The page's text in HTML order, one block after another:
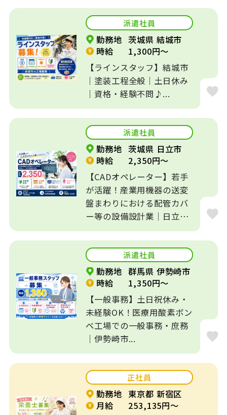
派遣社員
勤務地 茨城県 結城市
時給
1,300円～
【ラインスタッフ】結城市
｜塗装工程全般｜土日休み
｜資格・経験不問♪...
派遣社員
勤務地 茨城県 日立市
時給
2,350円～
【CADオペレーター】若手
が活躍！産業用機器の送変
盤まわりにおける配管カバ
ー等の設備設計業｜日立
市...
派遣社員
勤務地 群馬県 伊勢崎市
時給
1,350円～
【一般事務】土日祝休み・
未経験OK！医療用酸素ボン
ベ工場での一般事務・庶務
｜伊勢崎市...
正社員
勤務地 東京都 新宿区
月給
253,135円～